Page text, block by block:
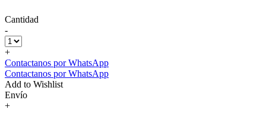
Cantidad
-
+
Contactanos por WhatsApp
Contactanos por WhatsApp
Add to Wishlist
Envío
+